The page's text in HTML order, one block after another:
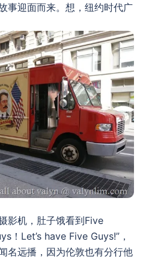
事迎面而来。想，纽约时代广
影机，肚子饿看到Five
！Let’s have Five Guys!”，
名远播，因为伦敦也有分行他